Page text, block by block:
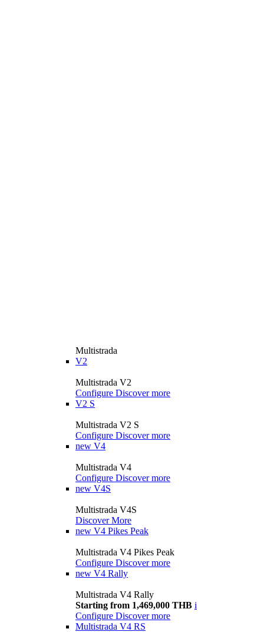
Multistrada
V2
Multistrada V2
Configure Discover more
V2 S
Multistrada V2 S
Configure Discover more
new V4
Multistrada V4
Configure Discover more
new V4S
Multistrada V4S
Discover More
new V4 Pikes Peak
Multistrada V4 Pikes Peak
Configure Discover more
new V4 Rally
Multistrada V4 Rally
Starting from 1,469,000 THB i
Configure Discover more
Multistrada V4 RS